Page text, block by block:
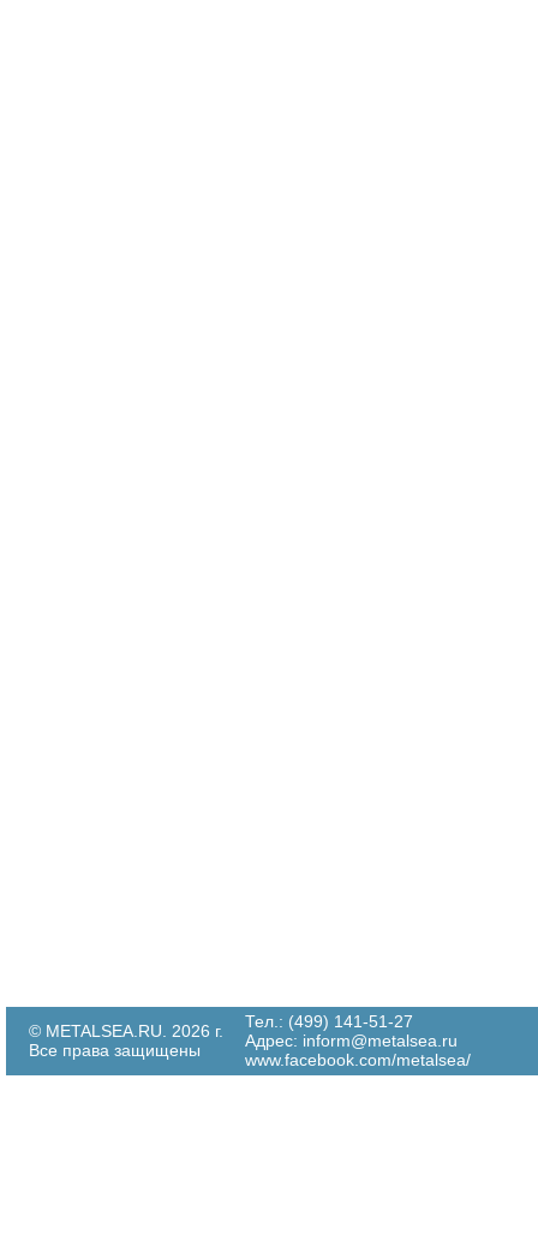
© METALSEA.RU. 2026 г.
Все права защищены
Тел.: (499) 141-51-27
Адрес: inform@metalsea.ru
www.facebook.com/metalsea/